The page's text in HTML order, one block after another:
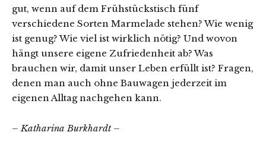
gut, wenn auf dem Frühstückstisch fünf
verschiedene Sorten Marmelade stehen? Wie wenig
ist genug? Wie viel ist wirklich nötig? Und wovon
hängt unsere eigene Zufriedenheit ab? Was
brauchen wir, damit unser Leben erfüllt ist? Fragen,
denen man auch ohne Bauwagen jederzeit im
eigenen Alltag nachgehen kann.
– Katharina Burkhardt –